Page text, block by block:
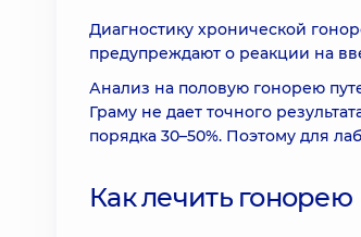
Диагностику хронической
предупреждают о реакции на
Анализ на половую гонорею
Граму не дает точного
порядка 30–50%. Поэтому для
Как лечить гонорею